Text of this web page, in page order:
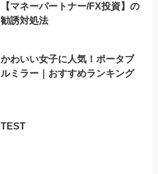
【マネーパートナー/FX投資】の
勧誘対処法
かわいい女子に人気！ポータブ
ルミラー｜おすすめランキング
TEST